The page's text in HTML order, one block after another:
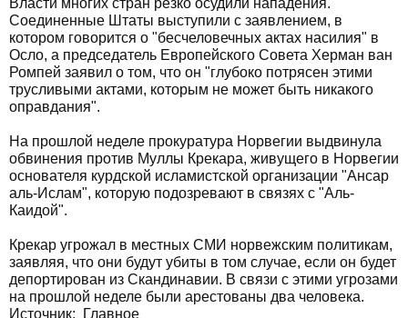
Власти многих стран резко осудили нападения.
Соединенные Штаты выступили с заявлением, в
котором говорится о "бесчеловечных актах насилия" в
Осло, а председатель Европейского Совета Херман ван
Ромпей заявил о том, что он "глубоко потрясен этими
трусливыми актами, которым не может быть никакого
оправдания".
На прошлой неделе прокуратура Норвегии выдвинула
обвинения против Муллы Крекара, живущего в Норвегии
основателя курдской исламистской организации "Ансар
аль-Ислам", которую подозревают в связях с "Аль-
Каидой".
Крекар угрожал в местных СМИ норвежским политикам,
заявляя, что они будут убиты в том случае, если он будет
депортирован из Скандинавии. В связи с этими угрозами
на прошлой неделе были арестованы два человека.
Источник:
Главное